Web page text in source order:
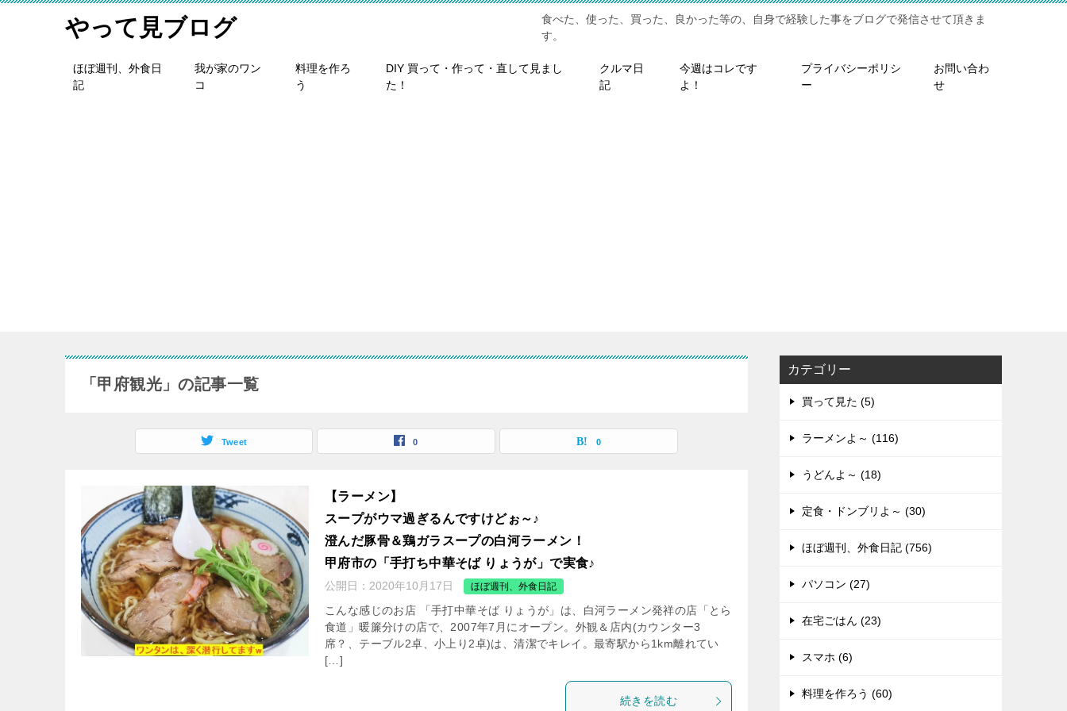
やって見ブログ
食べた、使った、買った、良かった等の、自身で経験した事をブログで発信させて頂きま
す。
ほぼ週刊、外食日
記
我が家のワン
コ
料理を作ろ
う
DIY 買って・作って・直して見まし
た！
クルマ日
記
今週はコレです
よ！
プライバシーポリシ
ー
お問い合わ
せ
「甲府観光」の記事一覧
Tweet 0 0
【ラーメン】
スープがウマ過ぎるんですけどぉ～♪
澄んだ豚骨＆鶏ガラスープの白河ラーメン！
甲府市の「手打ち中華そば りょうが」で実食♪
公開日： 2020年10月17日 ほぼ週刊、外食日記
こんな感じのお店 「手打中華そば りょうが」は、白河ラーメン発祥の店「とら
食道」暖簾分けの店で、2007年7月にオープン。外観＆店内(カウンター3
席？、テーブル2卓、小上り2卓)は、清潔でキレイ。最寄駅から1km離れてい
[…]
続きを読む
カテゴリー
買って見た (5)
ラーメンよ～ (116)
うどんよ～ (18)
定食・ドンブリよ～ (30)
ほぼ週刊、外食日記 (756)
パソコン (27)
在宅ごはん (23)
スマホ (6)
料理を作ろう (60)